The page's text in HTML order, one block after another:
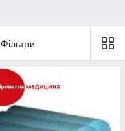
Фільтри